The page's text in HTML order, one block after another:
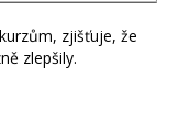
zjišťuje, že
zlepšily.